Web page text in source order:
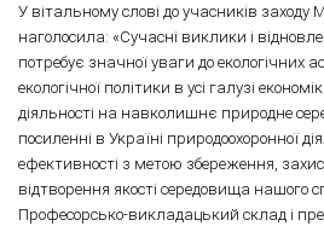
У вітальному слові до учасників заходу
наголосила: «Сучасні виклики і
потребує значної уваги до екологічних
екологічної політики в усі галузі
діяльності на навколишнє природне
посиленні в Україні природоохоронної
ефективності з метою збереження,
відтворення якості середовища нашого
Професорсько-викладацький склад і